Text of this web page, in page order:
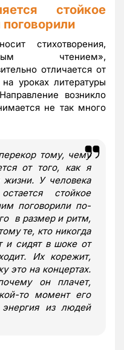
стойкое
стихотворения,
чтением»,
отличается от
уроках литературы
возникло
не так много
тому, чему
от того, как я
жизни. У человека
стойкое
поговорили по-
в размер и ритм,
те, кто никогда
и сидят в шоке от
Их корежит,
это на концертах.
он плачет,
то момент его
из людей